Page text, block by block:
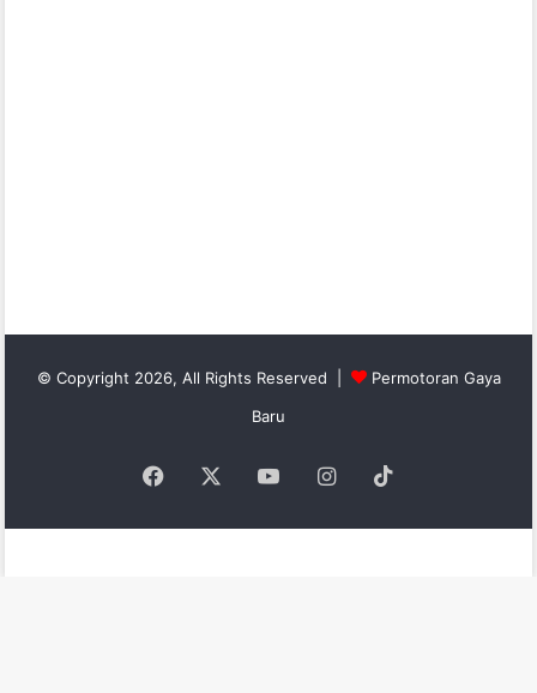
© Copyright 2026, All Rights Reserved |
Permotoran Gaya
Baru
Facebook YouTubeInstagram